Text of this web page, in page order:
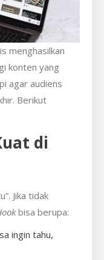
menghasilkan
konten yang
agar audiens
Berikut
di
Jika tidak
bisa berupa:
ingin tahu,